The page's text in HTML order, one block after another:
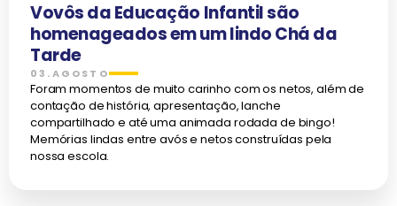
Vovôs da Educação Infantil são
homenageados em um lindo Chá da
Tarde
03.AGOSTO
Foram momentos de muito carinho com os netos, além de
contação de história, apresentação, lanche
compartilhado e até uma animada rodada de bingo!
Memórias lindas entre avós e netos construídas pela
nossa escola.